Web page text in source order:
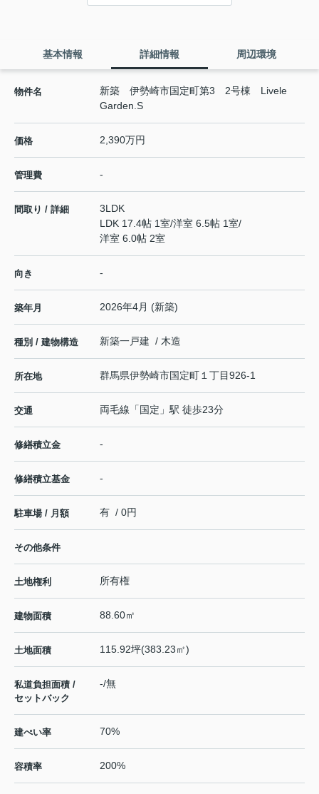
基本情報 詳細情報 周辺環境
物件名
新築 伊勢崎市国定町第3 2号棟 Livele
Garden.S
価格 2,390万円
管理費 -
間取り / 詳細
3LDK
LDK 17.4帖 1室/洋室 6.5帖 1室/
洋室 6.0帖 2室
向き -
築年月 2026年4月 (新築)
種別 / 建物構造 新築一戸建 / 木造
所在地 群馬県伊勢崎市国定町 １丁目926-1
交通 両毛線 「 国定 」駅 徒歩23分
修繕積立金 -
修繕積立基金 -
駐車場 / 月額 有 / 0円
その他条件
土地権利 所有権
建物面積 88.60㎡
土地面積 115.92坪(383.23㎡)
私道負担面積 /
セットバック
-/無
建ぺい率 70%
容積率 200%